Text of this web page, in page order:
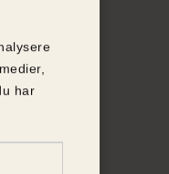
har